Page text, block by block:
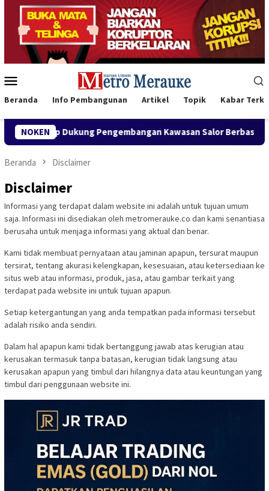
Loncat
konten
Mobile
Beranda Info Pembangunan Artikel Topik Kabar
NOKEN
Dukung Pengembangan Kawasan Salor Berbasis Potensi
Beranda Disclaimer
Disclaimer
Informasi yang terdapat dalam website ini adalah untuk tujuan umum
saja. Informasi ini disediakan oleh metromerauke.co dan kami senantiasa
berusaha untuk menjaga informasi yang aktual dan benar.
Kami tidak membuat pernyataan atau jaminan apapun, tersurat maupun
tersirat, tentang akurasi kelengkapan, kesesuaian, atau ketersediaan ke
situs web atau informasi, produk, jasa, atau gambar terkait yang
terdapat pada website ini untuk tujuan apapun.
Setiap ketergantungan yang anda tempatkan pada informasi tersebut
adalah risiko anda sendiri.
Dalam hal apapun kami tidak bertanggung jawab atas kerugian atau
kerusakan termasuk tanpa batasan, kerugian tidak langsung atau
kerusakan apapun yang timbul dari hilangnya data atau keuntungan yang
timbul dari penggunaan website ini.